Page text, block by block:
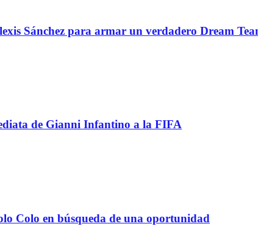
Sánchez para armar un verdadero Dream
de Gianni Infantino a la FIFA
Colo en búsqueda de una oportunidad